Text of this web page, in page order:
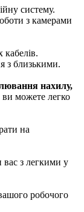
систему.
з камерами
кабелів.
з близькими.
нахилу,
ви можете легко
на
вас з легкими у
робочого